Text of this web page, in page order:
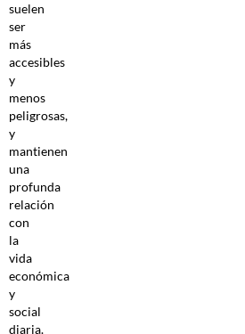
suelen
ser
más
accesibles
y
menos
peligrosas,
y
mantienen
una
profunda
relación
con
la
vida
económica
y
social
diaria.